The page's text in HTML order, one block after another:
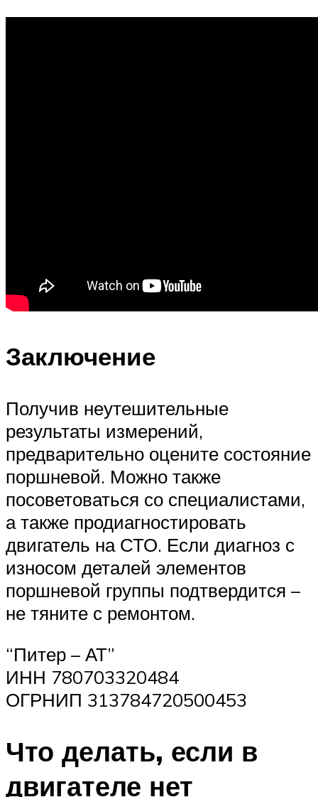
Заключение
Получив неутешительные
результаты измерений,
предварительно оцените состояние
поршневой. Можно также
посоветоваться со специалистами,
а также продиагностировать
двигатель на СТО. Если диагноз с
износом деталей элементов
поршневой группы подтвердится –
не тяните с ремонтом.
“Питер – АТ”
ИНН 780703320484
ОГРНИП 313784720500453
Что делать, если в
двигателе нет